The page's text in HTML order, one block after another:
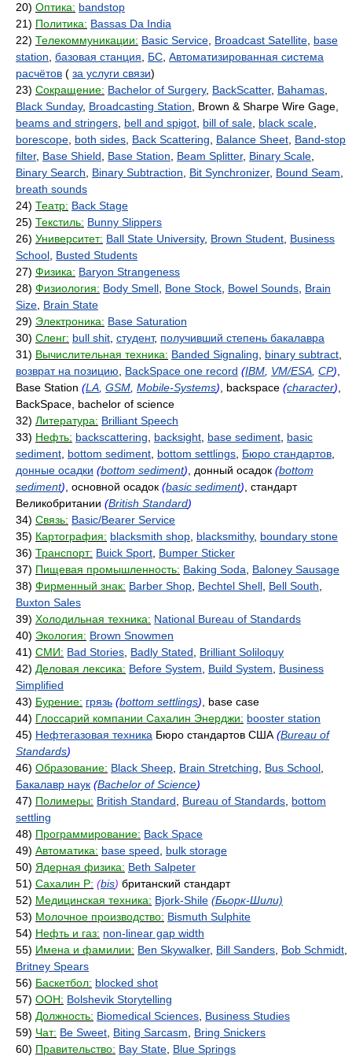
20) Оптика: bandstop
21) Политика: Bassas Da India
22) Телекоммуникации: Basic Service Broadcast Satellite base
station базовая станция БС Автоматизированная система
расчётов ( за услуги связи)
23) Сокращение: Bachelor of Surgery, BackScatter, Bahamas
Black Sunday, Broadcasting Station , Brown & Sharpe Wire Gage,
beams and stringers bell and spigot bill of sale black scale
borescope both sides Back Scattering Balance Sheet Band-stop
filter, Base Shield Base Station Beam Splitter, Binary Scale
Binary Search
Binary Subtraction Bit Synchronizer, Bound Seam
breath sounds
24) Театр: Back Stage
25) Текстиль: Bunny Slippers
26) Университет: Ball State University, Brown Student Business
School Busted Students
27) Физика: Baryon Strangeness
28) Физиология: Body Smell Bone Stock Bowel Sounds Brain
Size Brain State
29) Электроника: Base Saturation
30) Сленг: bull shit студент, получивший степень бакалавра
31) Вычислительная техника: Banded Signaling binary subtract
возврат на позицию
BackSpace one record (IBM VM/ESA CP)
Base Station (LA GSM Mobile-Systems) , backspace (character)
BackSpace, bachelor of science
32) Литература: Brilliant Speech
33) Нефть: backscattering backsight base sediment basic
sediment bottom sediment bottom settlings Бюро стандартов
донные осадки (bottom sediment) , донный осадок (bottom
sediment) , основной осадок (basic sediment) , стандарт
Великобритании (British Standard)
34) Связь: Basic/Bearer Service
35) Картография: blacksmith shop blacksmithy, boundary stone
36) Транспорт: Buick Sport Bumper Sticker
37) Пищевая промышленность: Baking Soda
Baloney Sausage
38) Фирменный знак: Barber Shop Bechtel Shell Bell South
Buxton Sales
39) Холодильная техника: National Bureau of Standards
40) Экология: Brown Snowmen
41) СМИ: Bad Stories Badly Stated
Brilliant Soliloquy
42) Деловая лексика: Before System Build System
Business
Simplified
43) Бурение: грязь (bottom settlings) , base case
44) Глоссарий компании Сахалин Энерджи: booster station
45) Нефтегазовая техника Бюро стандартов США (Bureau of
Standards)
46) Образование: Black Sheep Brain Stretching Bus School
Бакалавр наук (Bachelor of Science)
47) Полимеры: British Standard Bureau of Standards bottom
settling
48) Программирование: Back Space
49) Автоматика: base speed
bulk storage
50) Ядерная физика: Beth Salpeter
51) Сахалин Р: (bis) британский стандарт
52) Медицинская техника: Bjork-Shile (Бьорк-Шили)
53) Молочное производство: Bismuth Sulphite
54) Нефть и газ: non-linear gap width
55) Имена и фамилии: Ben Skywalker, Bill Sanders Bob Schmidt
Britney Spears
56) Баскетбол: blocked shot
57) ООН: Bolshevik Storytelling
58) Должность: Biomedical Sciences Business Studies
59) Чат: Be Sweet Biting Sarcasm
Bring Snickers
60) Правительство: Bay State Blue Springs